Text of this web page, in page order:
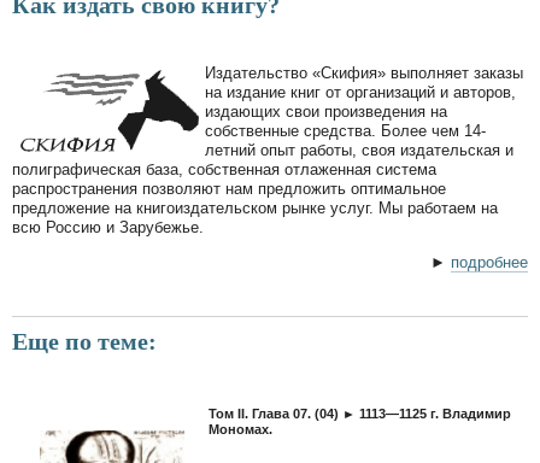
Издательство «Скифия» выполняет заказы
на издание книг от организаций и авторов,
издающих свои произведения на
собственные средства. Более чем 14-
летний опыт работы, своя издательская и
полиграфическая база, собственная отлаженная система
распространения позволяют нам предложить оптимальное
предложение на книгоиздательском рынке услуг. Мы работаем на
всю Россию и Зарубежье.
► подробнее
Еще по теме:
Том II. Глава 07. (04) ► 1113—1125 г. Владимир
Мономах.